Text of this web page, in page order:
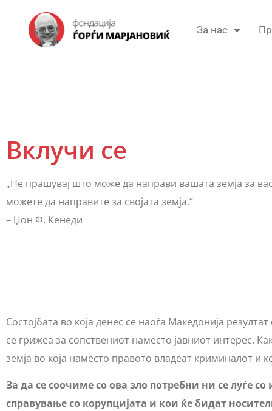
За нас
Вклучи се
„Не прашувај што може да направи вашата земја за
можете да направите за својата земја.“
– Џон Ф. Кенеди
Состојбата во која денес се наоѓа Македонија
се грижеа за сопствениот наместо јавниот интерес.
земја во која наместо правото владеат криминалот и
За да се соочиме со ова зло потребни ни се луѓе
справување со корупцијата и кои ќе бидат